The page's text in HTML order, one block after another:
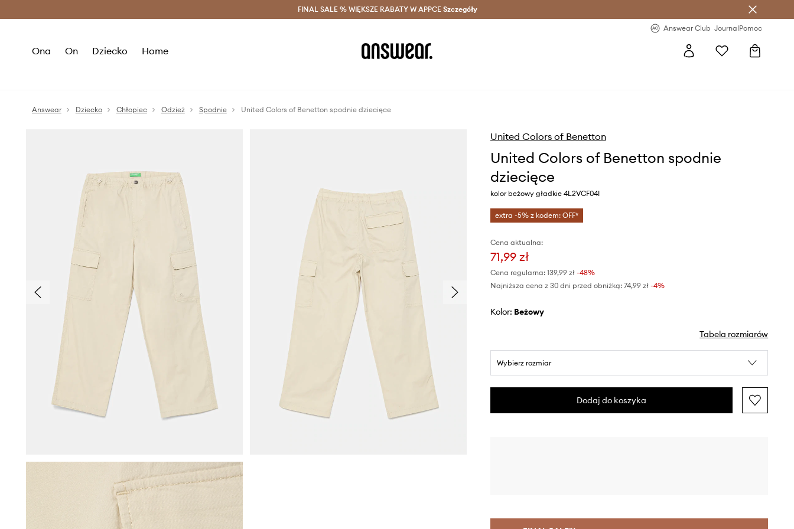
Oszczędzaj z Answear Club > Dostawa nawet w 24h >
FINAL SALE % WIĘKSZE RABATY W APPCE Szczegóły
Answear Club JournalPomoc
Ona On Dziecko Home
Answear Dziecko Chłopiec Odzież Spodnie United Colors of Benetton spodnie dziecięce
United Colors of Benetton
United Colors of Benetton spodnie
dziecięce
kolor beżowy gładkie 4L2VCF04I
extra -5% z kodem: OFF*
Cena aktualna:
71,99 zł
Cena regularna: 139,99 zł-48%
Najniższa cena z 30 dni przed obniżką: 74,99 zł -4%
Kolor: beżowy
Tabela rozmiarów
Wybierz rozmiar
Dodaj do koszyka